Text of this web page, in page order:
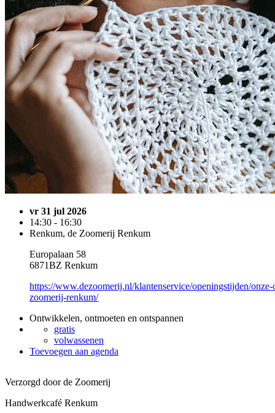
vr 31 jul 2026
14:30 - 16:30
Renkum, de Zoomerij Renkum
Europalaan 58
6871BZ Renkum
https://www.dezoomerij.nl/klantenservice/openingstijden/
zoomerij-renkum/
Ontwikkelen, ontmoeten en ontspannen
gratis
volwassenen
Toevoegen aan agenda
Verzorgd door de Zoomerij
Handwerkcafé Renkum